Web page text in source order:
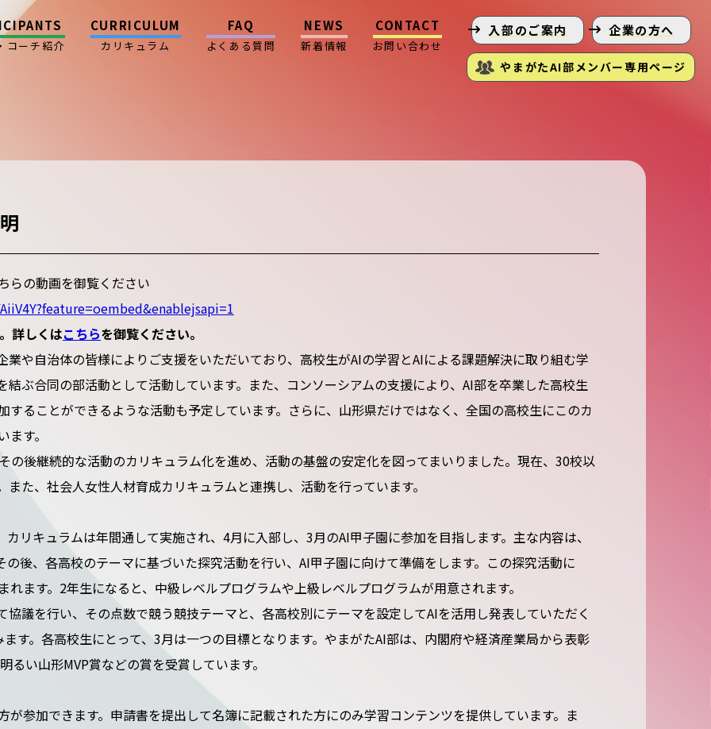
コーチ紹介
CURRICULUM
カリキュラム
FAQ
よくある質問
NEWS
新着情報
CONTACT
お問い合わせ
入部のご案内 企業の方へ
やまがたAI部メンバー専用ページ
らの動画を御覧ください
詳しくはこちらを御覧ください。
や自治体の皆様によりご支援をいただいており、高校生がAIの学習とAIによる課題解決に取り組む学
ぶ合同の部活動として活動しています。また、コンソーシアムの支援により、AI部を卒業した高校生
することができるような活動も予定しています。さらに、山形県だけではなく、全国の高校生にこのカ
す。
の後継続的な活動のカリキュラム化を進め、活動の基盤の安定化を図ってまいりました。現在、30校以
た、社会人女性人材育成カリキュラムと連携し、活動を行っています。
リキュラムは年間通して実施され、4月に入部し、3月のAI甲子園に参加を目指します。主な内容は、
後、各高校のテーマに基づいた探究活動を行い、AI甲子園に向けて準備をします。この探究活動に
ます。2年生になると、中級レベルプログラムや上級レベルプログラムが用意されます。
議を行い、その点数で競う競技テーマと、各高校別にテーマを設定してAIを活用し発表していただく
す。各高校生にとって、3月は一つの目標となります。やまがたAI部は、内閣府や経済産業局から表彰
い山形MVP賞などの賞を受賞しています。
が参加できます。申請書を提出して名簿に記載された方にのみ学習コンテンツを提供しています。ま